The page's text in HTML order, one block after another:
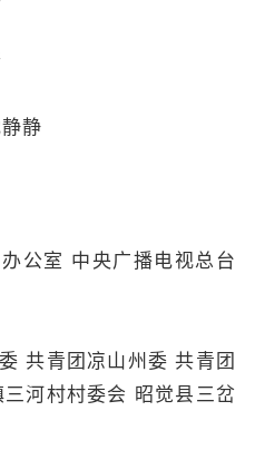
静
室 中央广播电视总台
青团凉山州委 共青团
河村村委会 昭觉县三岔